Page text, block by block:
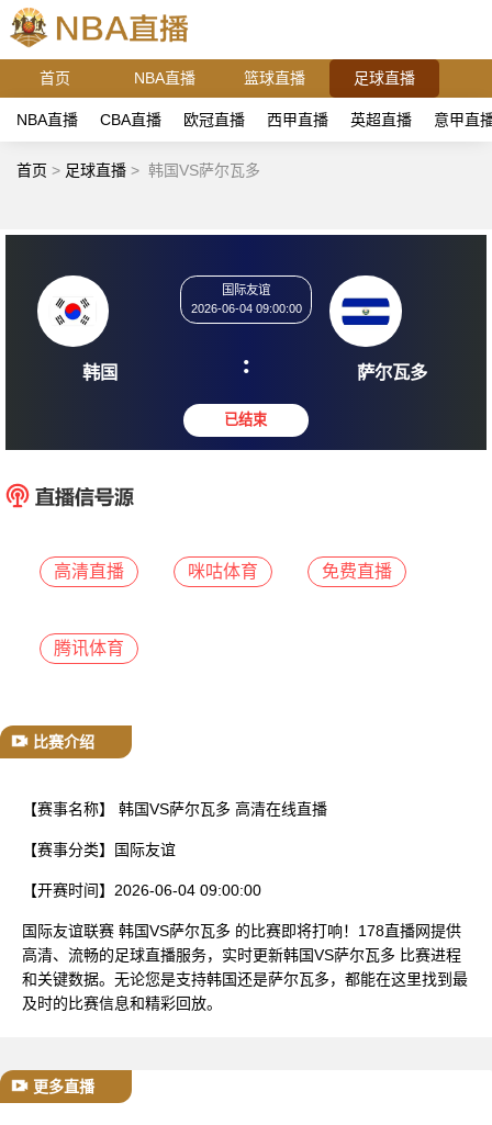
首页 NBA直播 篮球直播 足球直播
NBA直播 CBA直播 欧冠直播 西甲直播 英超直播 意甲直
首页 > 足球直播 > 韩国VS萨尔瓦多
韩国
2026-06-04 09:00:00
: 萨尔
高清直播 咪咕体育 免费直播
腾讯体育
比赛介绍
【赛事名称】 韩国VS萨尔瓦多 高清在线直播
【赛事分类】 国际友谊
【开赛时间】 2026-06-04 09:00:00
国际友谊联赛 韩国VS萨尔瓦多 的比赛即将打响！178直播网提供
高清、流畅的足球直播服务，实时更新韩国VS萨尔瓦多 比赛进程
和关键数据。无论您是支持韩国还是萨尔瓦多，都能在这里找到最
及时的比赛信息和精彩回放。
更多直播